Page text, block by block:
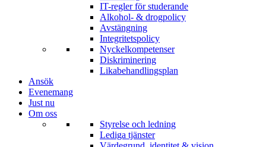
IT-regler för studerande
Alkohol- & drogpolicy
Avstängning
Integritetspolicy
Nyckelkompetenser
Diskriminering
Likabehandlingsplan
Ansök
Evenemang
Just nu
Om oss
Styrelse och ledning
Lediga tjänster